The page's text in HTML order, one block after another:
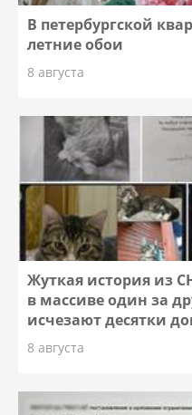
В петербургской
летние обои
8 августа
Жуткая история из
в массиве один за
исчезают десятки
8 августа